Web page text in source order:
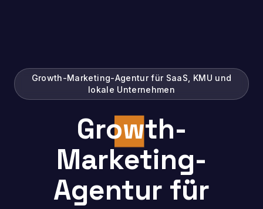
Growth-Marketing-Agentur für SaaS, KMU und
lokale Unternehmen
Growth-
Marketing-
Agentur für